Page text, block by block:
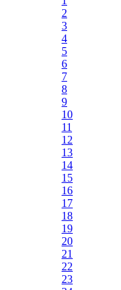
2
3
4
5
6
7
8
9
10
11
12
13
14
15
16
17
18
19
20
21
22
23